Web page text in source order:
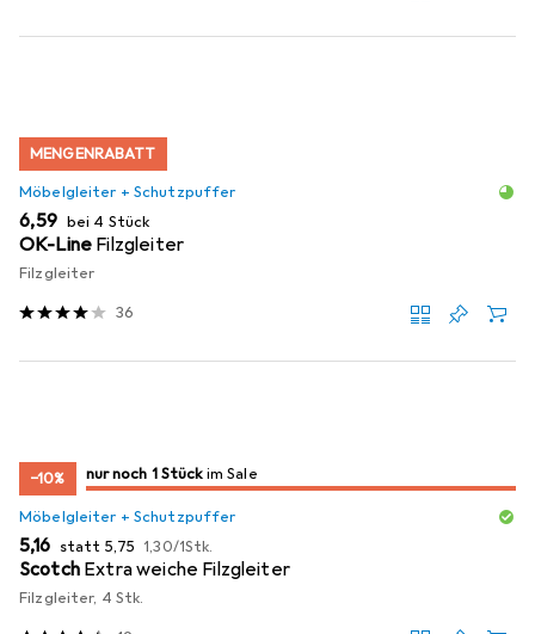
MENGENRABATT
Möbelgleiter + Schutzpuffer
EUR
6,59 bei 4 Stück
OK-Line Filzgleiter
Filzgleiter
36
−10% noch 1 Stückim Sale
nur noch 1 Stück im Sale
Möbelgleiter + Schutzpuffer
EUR
5,16 statt EUR
5,75 EUR
1,30/1Stk.
Scotch Extra weiche Filzgleiter
Filzgleiter, 4 Stk.